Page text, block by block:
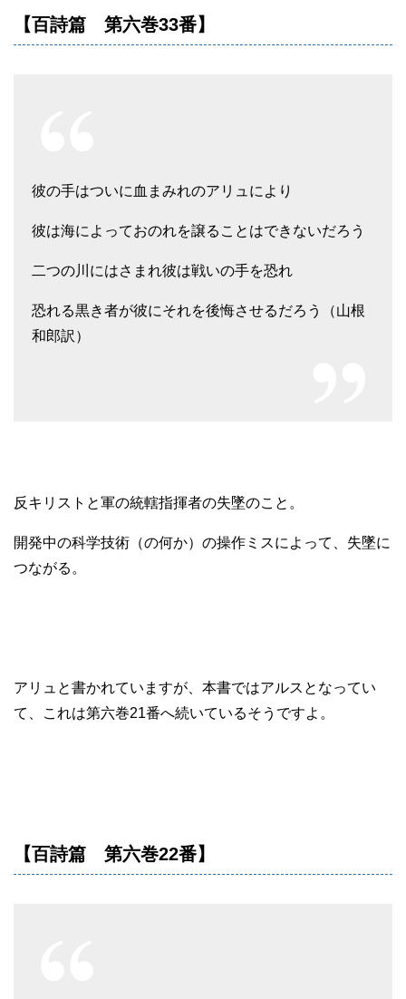
【百詩篇 第六巻33番】
彼の手はついに血まみれのアリュにより
彼は海によっておのれを譲ることはできないだろう
二つの川にはさまれ彼は戦いの手を恐れ
恐れる黒き者が彼にそれを後悔させるだろう（山根
和郎訳）
反キリストと軍の統轄指揮者の失墜のこと。
開発中の科学技術（の何か）の操作ミスによって、失墜に
つながる。
アリュと書かれていますが、本書ではアルスとなってい
て、これは第六巻21番へ続いているそうですよ。
【百詩篇 第六巻22番】